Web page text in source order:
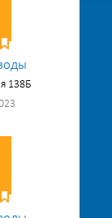
138Б